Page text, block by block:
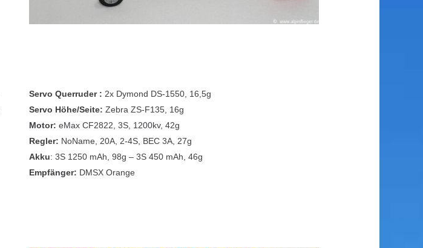
Servo Querruder : 2x Dymond DS-1550, 16,5g
Servo Höhe/Seite: Zebra ZS-F135, 16g
Motor: eMax CF2822, 3S, 1200kv, 42g
Regler: NoName, 20A, 2-4S, BEC 3A, 27g
Akku: 3S 1250 mAh, 98g – 3S 450 mAh, 46g
Empfänger: DMSX Orange